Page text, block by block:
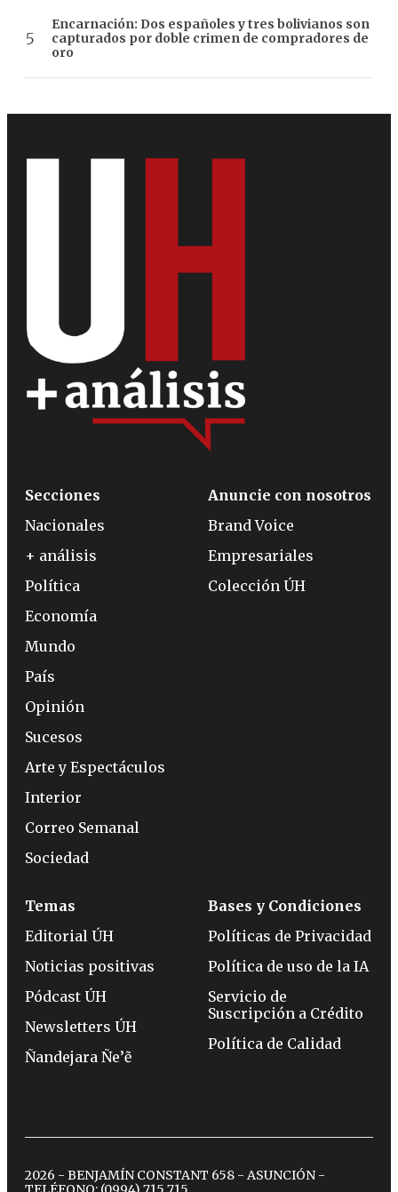
Encarnación: Dos españoles y tres bolivianos son
capturados por doble crimen de compradores de
oro
Secciones
Nacionales
+ análisis
Política
Economía
Mundo
País
Opinión
Sucesos
Arte y Espectáculos
Interior
Correo Semanal
Sociedad
Anuncie con nosotros
Brand Voice
Empresariales
Colección ÚH
Temas
Editorial ÚH
Noticias positivas
Pódcast ÚH
Newsletters ÚH
Ñandejara Ñe’ẽ
Bases y Condiciones
Políticas de Privacidad
Política de uso de la IA
Servicio de
Suscripción a Crédito
Política de Calidad
2026 - BENJAMÍN CONSTANT 658 - ASUNCIÓN -